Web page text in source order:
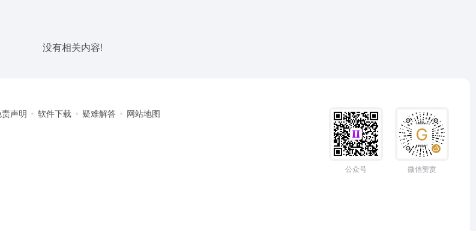
没有相关内容!
声明 软件下载 疑难解答 网站地图
公众号 微信赞赏